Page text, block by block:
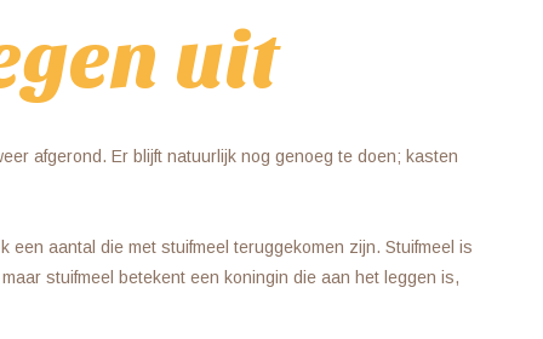
uit
afgerond. Er blijft natuurlijk nog genoeg te doen; kasten
aantal die met stuifmeel teruggekomen zijn. Stuifmeel is
stuifmeel betekent een koningin die aan het leggen is,